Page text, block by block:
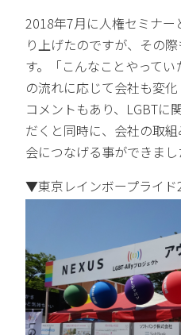
2018年7月に人権セミナー
り上げたのですが、その
す。「こんなことやって
の流れに応じて会社も変
コメントもあり、LGBTに
だくと同時に、会社の取
会につなげる事ができまし
▼東京レインボープライド